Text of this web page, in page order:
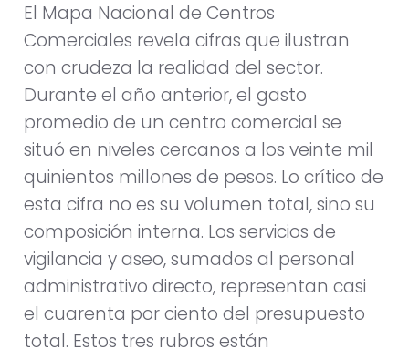
El Mapa Nacional de Centros
Comerciales revela cifras que ilustran
con crudeza la realidad del sector.
Durante el año anterior, el gasto
promedio de un centro comercial se
situó en niveles cercanos a los veinte mil
quinientos millones de pesos. Lo crítico de
esta cifra no es su volumen total, sino su
composición interna. Los servicios de
vigilancia y aseo, sumados al personal
administrativo directo, representan casi
el cuarenta por ciento del presupuesto
total. Estos tres rubros están